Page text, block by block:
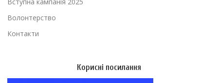
Вступна кампанія 2025
Волонтерство
Контакти
Корисні посилання